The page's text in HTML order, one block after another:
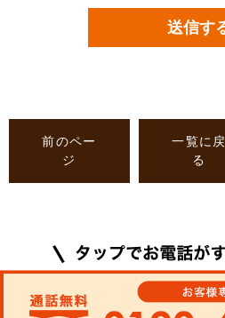
前のペー
ジ
一覧に戻
る